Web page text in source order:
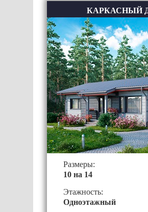
КАРКАСНЫЙ
Размеры:
10 на 14
Этажность:
Одноэтажный